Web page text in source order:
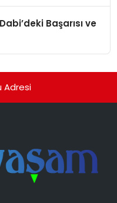
Başarısı ve
Adresi